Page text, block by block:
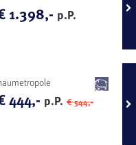
1.398,- p.P.
444,- p.P. € 544,-